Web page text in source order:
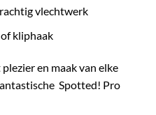
vlechtwerk
kliphaak
en maak van elke
Spotted! Pro